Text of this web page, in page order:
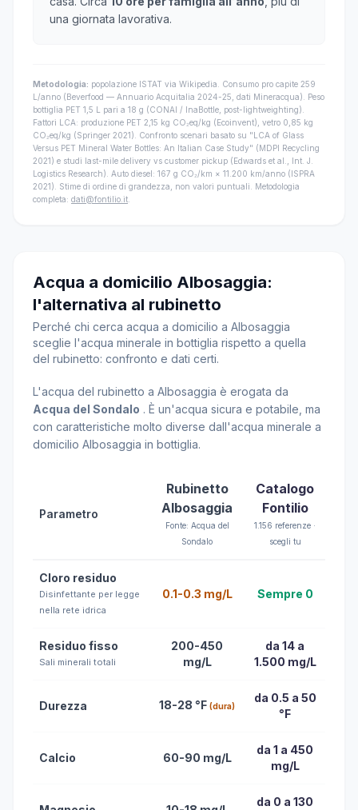
una giornata lavorativa.
Metodologia: popolazione ISTAT via Wikipedia. Consumo pro capite 259
L/anno (Beverfood — Annuario Acquitalia 2024-25, dati Mineracqua). Peso
bottiglia PET 1,5 L pari a 18 g (CONAI / InaBottle, post-lightweighting).
Fattori LCA: produzione PET 2,15 kg CO₂eq/kg (Ecoinvent), vetro 0,85 kg
CO₂eq/kg (Springer 2021). Confronto scenari basato su "LCA of Glass
Versus PET Mineral Water Bottles: An Italian Case Study" (MDPI Recycling
2021) e studi last-mile delivery vs customer pickup (Edwards et al., Int. J.
Logistics Research). Auto diesel: 167 g CO₂/km × 11.200 km/anno (ISPRA
2021). Stime di ordine di grandezza, non valori puntuali. Metodologia
completa: dati@fontilio.it
Acqua a domicilio Albosaggia:
l'alternativa al rubinetto
Perché chi cerca acqua a domicilio a Albosaggia
sceglie l'acqua minerale in bottiglia rispetto a quella
del rubinetto: confronto e dati certi.
L'acqua del rubinetto a Albosaggia è erogata da
Acqua del Sondalo . È un'acqua sicura e potabile, ma
con caratteristiche molto diverse dall'acqua minerale a
domicilio Albosaggia in bottiglia.
Parametro
Rubinetto
Albosaggia
Fonte: Acqua del
Sondalo
Catalogo
Fontilio
1.156 referenze ·
scegli tu
Cloro residuo
Disinfettante per legge
nella rete idrica
0.1-0.3 mg/L Sempre 0
Residuo fisso
Sali minerali totali
200-450
mg/L
da 14 a
1.500 mg/L
Durezza 18-28 °F (dura)
da 0.5 a 50
°F
Calcio 60-90 mg/L
da 1 a 450
mg/L
da 0 a 130